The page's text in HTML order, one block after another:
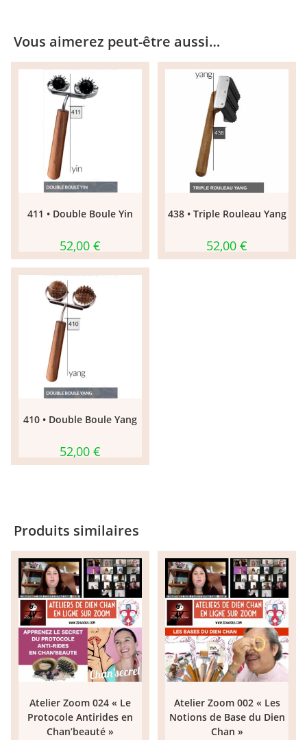
Vous aimerez peut-être aussi…
411 • Double Boule Yin
52,00 €
438 • Triple Rouleau Yang
52,00 €
410 • Double Boule Yang
52,00 €
Produits similaires
Atelier Zoom 024 « Le
Protocole Antirides en
Chan’beauté »
Atelier Zoom 002 « Les
Notions de Base du Dien
Chan »